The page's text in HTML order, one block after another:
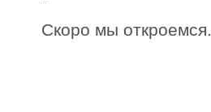
Скоро мы откроемся.